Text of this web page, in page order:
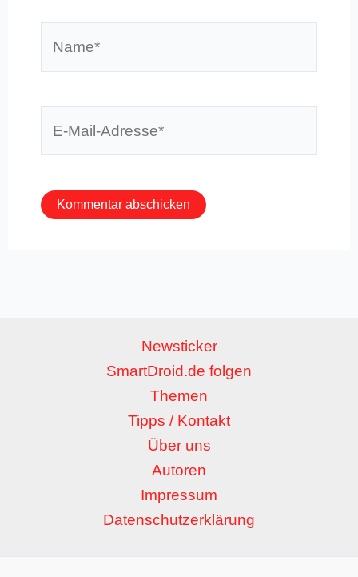
Newsticker
SmartDroid.de folgen
Themen
Tipps / Kontakt
Über uns
Autoren
Impressum
Datenschutzerklärung